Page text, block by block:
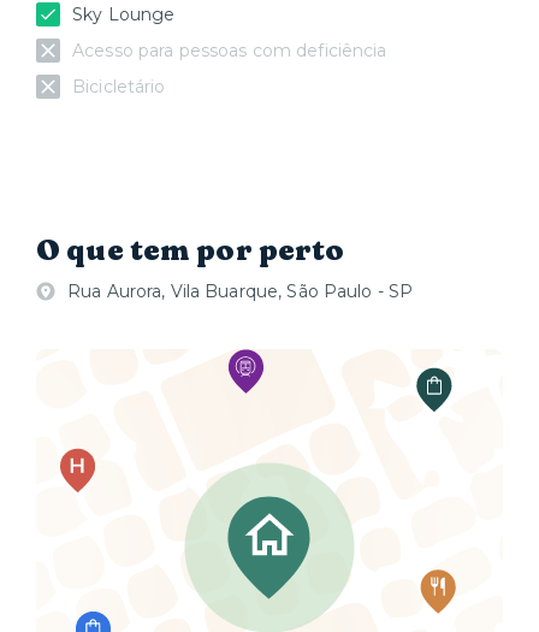
Sky Lounge
Acesso para pessoas com deficiência
Bicicletário
O que tem por perto
Rua Aurora, Vila Buarque, São Paulo - SP